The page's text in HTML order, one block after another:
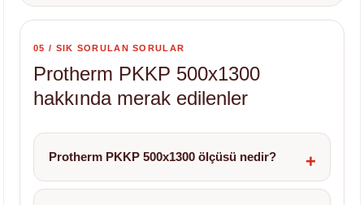
05 / SIK SORULAN SORULAR
Protherm PKKP 500x1300
hakkında merak edilenler
Protherm PKKP 500x1300 ölçüsü nedir?